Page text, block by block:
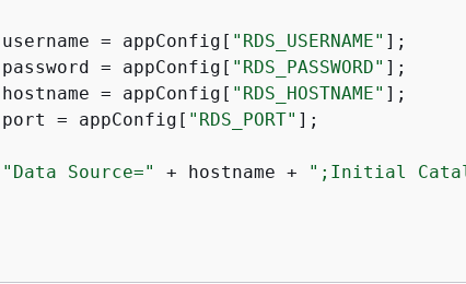
username = appConfig[ "RDS_USERNAME" ];
password = appConfig[ "RDS_PASSWORD" ];
hostname = appConfig[ "RDS_HOSTNAME" ];
port = appConfig[ "RDS_PORT" ];
"Data Source=" + hostname + ";Initial